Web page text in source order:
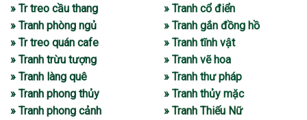
» Tr treo cầu thang
» Tranh phòng ngủ
» Tr treo quán cafe
» Tranh trừu tượng
» Tranh làng quê
» Tranh phong thủy
» Tranh phong cảnh
» Tranh cổ điển
» Tranh gắn đồng hồ
» Tranh tĩnh vật
» Tranh vẽ hoa
» Tranh thư pháp
» Tranh thủy mặc
» Tranh Thiếu Nữ